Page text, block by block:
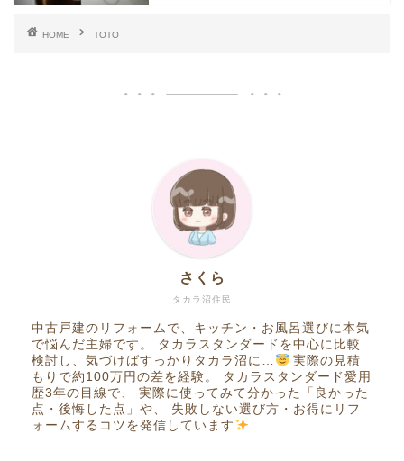
HOME TOTO
タカラ沼住民
さくら
中古戸建のリフォームで、キッチン・お風呂選びに本気
で悩んだ主婦です。 タカラスタンダードを中心に比較
検討し、気づけばすっかりタカラ沼に…
実際の見積
もりで約100万円の差を経験。 タカラスタンダード愛用
歴3年の目線で、 実際に使ってみて分かった「良かった
点・後悔した点」や、 失敗しない選び方・お得にリフ
ォームするコツを発信しています